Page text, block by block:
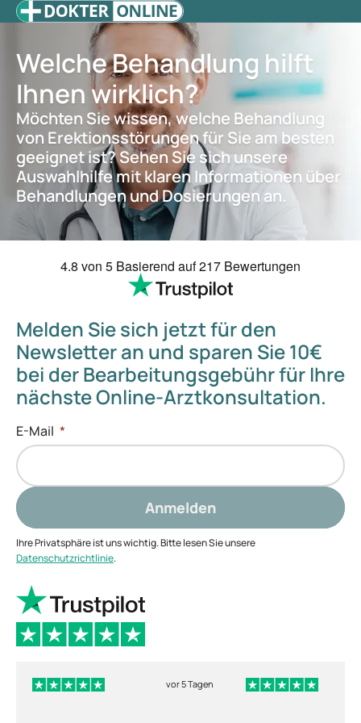
Welche Behandlung hilft
Ihnen wirklich?
Möchten Sie wissen, welche Behandlung
von Erektionsstörungen für Sie am besten
geeignet ist? Sehen Sie sich unsere
Auswahlhilfe mit klaren Informationen über
Behandlungen und Dosierungen an.
4.8 von 5 Basierend auf217 Bewertungen
Melden Sie sich jetzt für den
Newsletter an und sparen Sie 10€
bei der Bearbeitungsgebühr für Ihre
nächste Online-Arztkonsultation.
E-Mail *
Anmelden
Ihre Privatsphäre ist uns wichtig. Bitte lesen Sie unsere
Datenschutzrichtlinie.
vor 5 Tagen